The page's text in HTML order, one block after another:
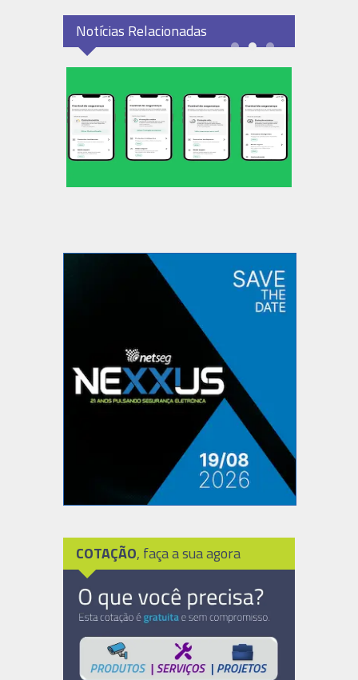
Notícias Relacionadas
COTAÇÃO, faça a sua agora